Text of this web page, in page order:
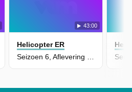
43:00
Helicopter ER